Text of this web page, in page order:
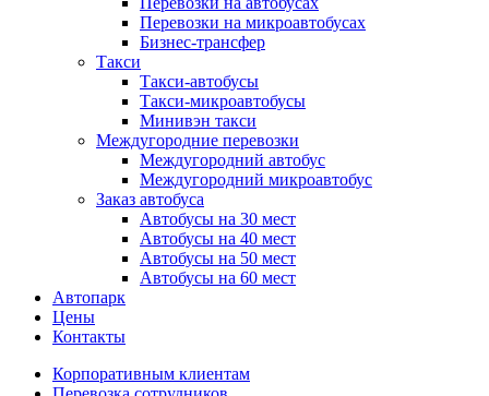
Перевозки на микроавтобусах
Бизнес-трансфер
Такси
Такси-автобусы
Такси-микроавтобусы
Минивэн такси
Междугородние перевозки
Междугородний автобус
Междугородний микроавтобус
Заказ автобуса
Автобусы на 30 мест
Автобусы на 40 мест
Автобусы на 50 мест
Автобусы на 60 мест
Автопарк
Цены
Контакты
Корпоративным клиентам